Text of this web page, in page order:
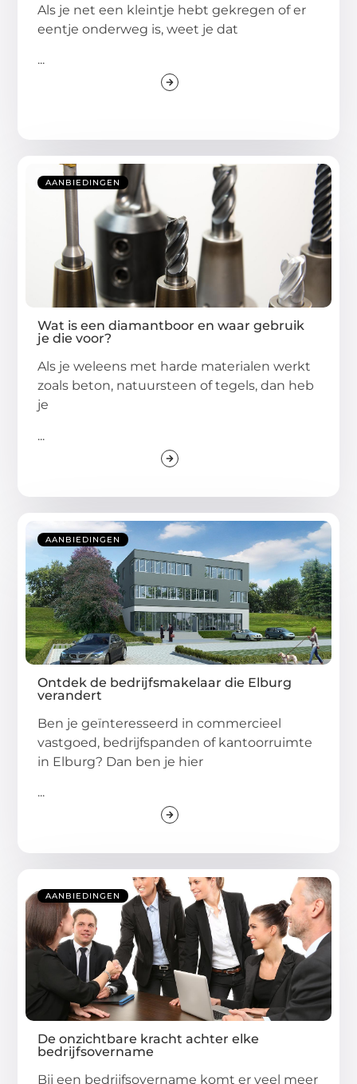
Als je net een kleintje hebt gekregen of er
eentje onderweg is, weet je dat
...
AANBIEDINGEN
Wat is een diamantboor en waar gebruik
je die voor?
Als je weleens met harde materialen werkt
zoals beton, natuursteen of tegels, dan heb
je
...
AANBIEDINGEN
Ontdek de bedrijfsmakelaar die Elburg
verandert
Ben je geïnteresseerd in commercieel
vastgoed, bedrijfspanden of kantoorruimte
in Elburg? Dan ben je hier
...
AANBIEDINGEN
De onzichtbare kracht achter elke
bedrijfsovername
Bij een bedrijfsovername komt er veel meer